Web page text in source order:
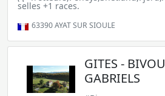
selles +1 races.
63390AYAT SUR SIOULE
GITES -
GABRIELS